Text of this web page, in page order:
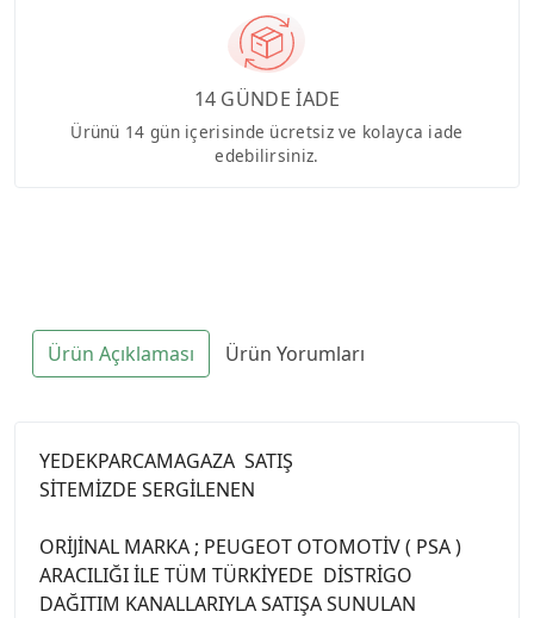
14 GÜNDE İADE
Ürünü 14 gün içerisinde ücretsiz ve kolayca iade
edebilirsiniz.
Ürün Açıklaması Ürün Yorumları
YEDEKPARCAMAGAZA SATIŞ
SİTEMİZDE SERGİLENEN
ORİJİNAL MARKA ; PEUGEOT OTOMOTİV ( PSA )
ARACILIĞI İLE TÜM TÜRKİYEDE DİSTRİGO
DAĞITIM KANALLARIYLA SATIŞA SUNULAN